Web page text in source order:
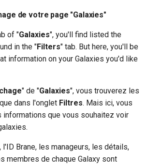
de votre page "Galaxies"
of "Galaxies", you'll find listed the
in the "Filters" tab. But here, you'll be
information on your Galaxies you'd like
" de "Galaxies", vous trouverez les
dans l'onglet Filtres. Mais ici, vous
informations que vous souhaitez voir
l'ID Brane, les manageurs, les détails,
membres de chaque Galaxy sont